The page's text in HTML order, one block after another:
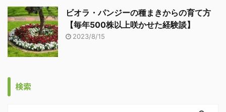
ビオラ・パンジーの種まきからの育て方
【毎年500株以上咲かせた経験談】
2023/8/15
検索